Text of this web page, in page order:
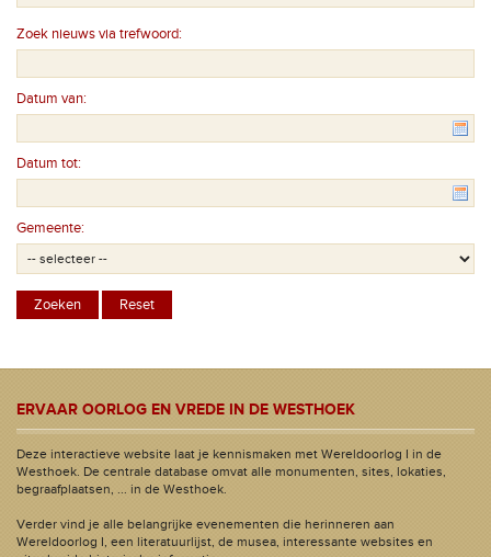
Zoek nieuws via trefwoord:
Datum van:
Datum tot:
Gemeente:
ERVAAR OORLOG EN VREDE IN DE WESTHOEK
Deze interactieve website laat je kennismaken met Wereldoorlog I in de
Westhoek. De centrale database omvat alle monumenten, sites, lokaties,
begraafplaatsen, ... in de Westhoek.
Verder vind je alle belangrijke evenementen die herinneren aan
Wereldoorlog I, een literatuurlijst, de musea, interessante websites en